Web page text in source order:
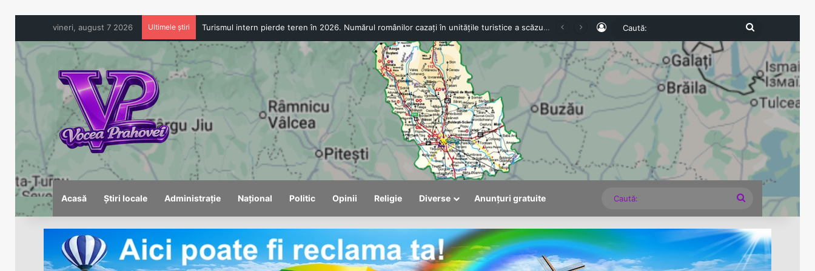
vineri, august 7 2026 Ultimele știri Turismul intern pierde teren în 2026. Numărul românilor cazați în unitățile turistice a scăzut cu 6,8% în primul semestru Log In Caută:
Acasă Știri locale Administrație Național Politic Opinii Religie Diverse Anunțuri gratuite Caută: